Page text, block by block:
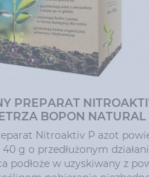
PREPARAT
BOPON NATURAL
Nitroaktiv P azot
g o przedłużonym
podłoże w uzyskiwany z